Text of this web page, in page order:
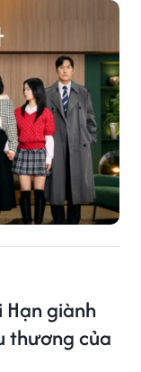
Hạn giành
thương của